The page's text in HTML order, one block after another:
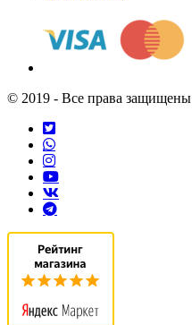
© 2019 - Все права защищены